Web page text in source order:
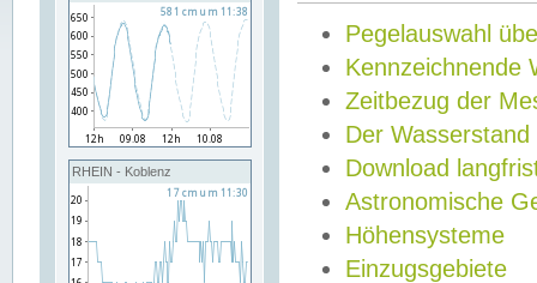
RHEIN - Koblenz
Pegelauswahl
Kennzeichnende
Zeitbezug der
Der Wasserstand
Download
Astronomische
Höhensysteme
Einzugsgebiete